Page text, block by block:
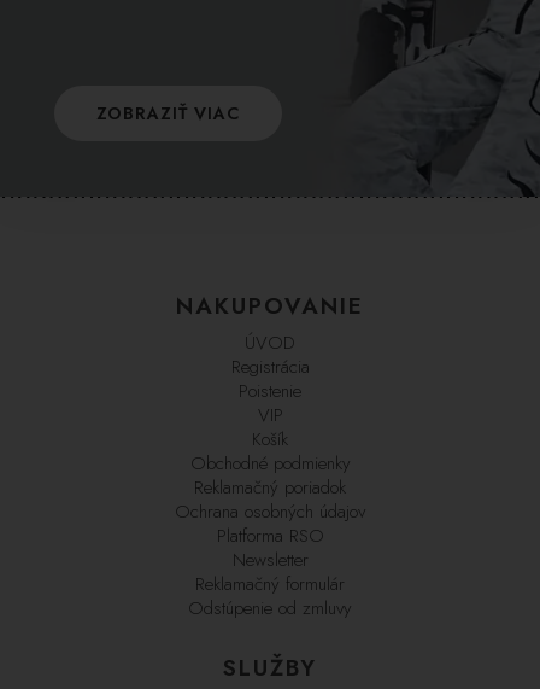
ZOBRAZIŤ VIAC
NAKUPOVANIE
ÚVOD
Registrácia
Poistenie
VIP
Košík
Obchodné podmienky
Reklamačný poriadok
Ochrana osobných údajov
Platforma RSO
Newsletter
Reklamačný formulár
Odstúpenie od zmluvy
SLUŽBY